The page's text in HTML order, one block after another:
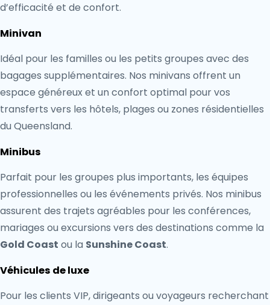
d’efficacité et de confort.
Minivan
Idéal pour les familles ou les petits groupes avec des
bagages supplémentaires. Nos minivans offrent un
espace généreux et un confort optimal pour vos
transferts vers les hôtels, plages ou zones résidentielles
du Queensland.
Minibus
Parfait pour les groupes plus importants, les équipes
professionnelles ou les événements privés. Nos minibus
assurent des trajets agréables pour les conférences,
mariages ou excursions vers des destinations comme la
Gold Coast ou la Sunshine Coast.
Véhicules de luxe
Pour les clients VIP, dirigeants ou voyageurs recherchant